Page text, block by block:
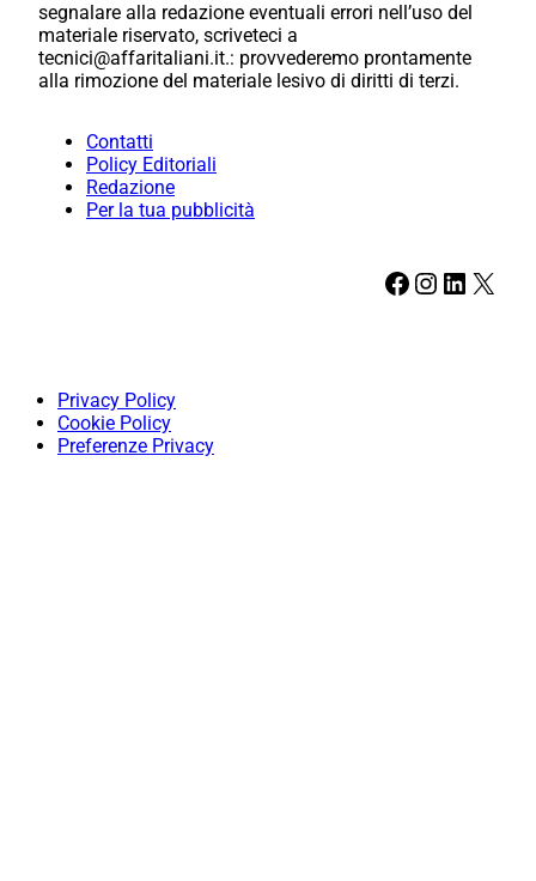
segnalare alla redazione eventuali errori nell’uso del
materiale riservato, scriveteci a
tecnici@affaritaliani.it.: provvederemo prontamente
alla rimozione del materiale lesivo di diritti di terzi.
Contatti
Policy Editoriali
Redazione
Per la tua pubblicità
Facebook Instagram LinkedIn X
Privacy Policy
Cookie Policy
Preferenze Privacy